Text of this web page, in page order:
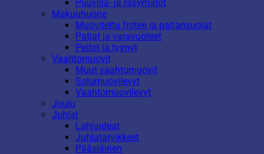
Puuvilla- ja räsymatot
Makuuhuone
Muovitettu frotee ja patjansuojat
Patjat ja varavuoteet
Peitot ja tyynyt
Vaahtomuovit
Muut vaahtomuovit
Solumuovilevyt
Vaahtomuovilevyt
Joulu
Juhlat
Lahjaideat
Juhlatarvikkeet
Pääsiäinen